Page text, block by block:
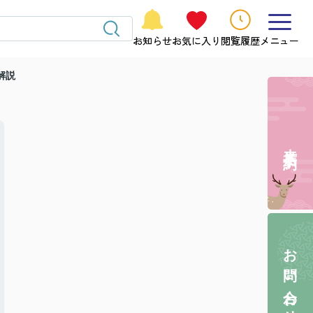
お知らせお気に入り 閲覧履歴メニュー
説
お問い合わせ